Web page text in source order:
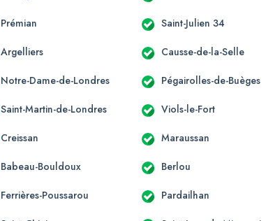
Prémian Saint-Julien 34
Argelliers Causse-de-la-Selle
Notre-Dame-de-Londres Pégairolles-de-Buèges
Saint-Martin-de-Londres Viols-le-Fort
Creissan Maraussan
Babeau-Bouldoux Berlou
Ferrières-Poussarou Pardailhan